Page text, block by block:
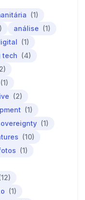
(1)
análise (1)
(1)
tech (4)
(1)
(2)
(1)
(1)
(10)
(1)
(1)